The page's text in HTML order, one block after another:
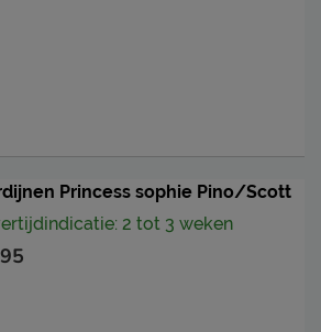
Princess sophie Pino/Scott
2 tot 3 weken